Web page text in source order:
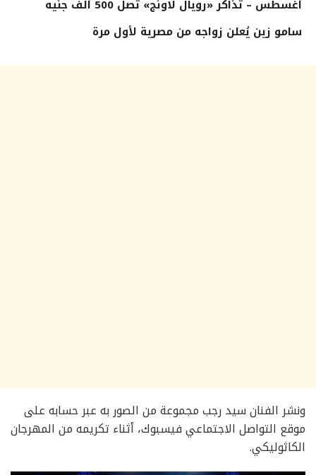
أغسطس – تذاكر «رويال لاونج» تصل 500 ألف جنيه
سامو زين يُعلن زواجه من مصرية لأول مرة
ونشر الفنان سيد رجب مجموعة من الصور به عبر حسابه على
موقع التواصل الاجتماعي فيسبوك، أثناء تكريمه من المهرجان
الكاثوليكي.